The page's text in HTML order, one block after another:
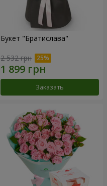
Букет "Братислава"
2 532 грн
Заказать